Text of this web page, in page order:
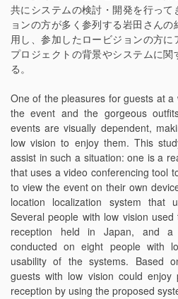
共にシステムの検討・開発を行っ
ョンの方が多く参列する岩田さん
用し、参加したロービジョンの方
プロジェクトの背景やシステムに
る。
One of the pleasures for guests at
the event and the gorgeous
events are visually dependent,
low vision to enjoy them. This
assist in such a situation: one is a
that uses a video conferencing tool
to view the event on their own
location localization system that
Several people with low vision
reception held in Japan, and a
conducted on eight people with
usability of the systems. Based
guests with low vision could enjoy
reception by using the proposed